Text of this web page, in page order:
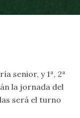
senior, y 1ª, 2ª
la jornada del
será el turno